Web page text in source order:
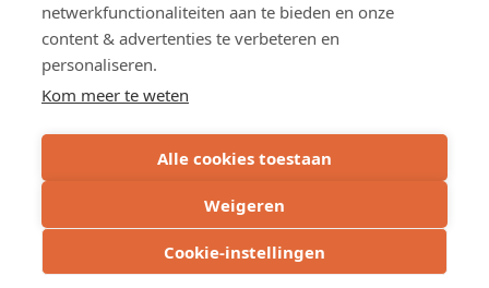
netwerkfunctionaliteiten aan te bieden en onze
content & advertenties te verbeteren en
personaliseren.
Kom meer te weten
Alle cookies toestaan
Weigeren
Cookie-instellingen
EN
Word lid
Voka 2026
Privacyverklaring
Cookie verklaring
Cookie instellingen
BE 0413.673.821 - RPR: Brussel